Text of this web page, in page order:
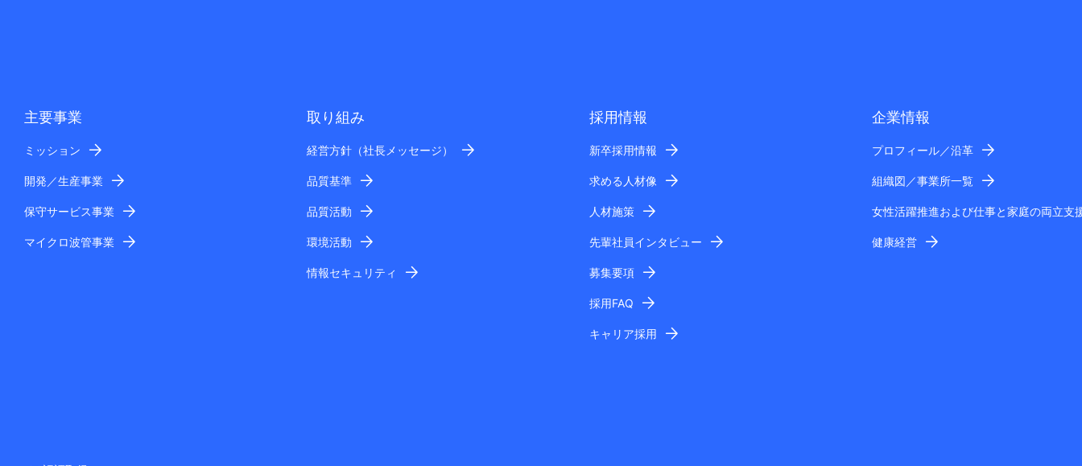
主要事業
ミッション
開発／生産事業
保守サービス事業
マイクロ波管事業
取り組み
経営方針（社長メッセージ）
品質基準
品質活動
環境活動
情報セキュリティ
採用情報
新卒採用情報
求める人材像
人材施策
先輩社員インタビュー
募集要項
採用FAQ
キャリア採用
企業情報
プロフィール／沿革
組織図／事業所一覧
女性活躍推進および仕事と家庭の両立支
健康経営